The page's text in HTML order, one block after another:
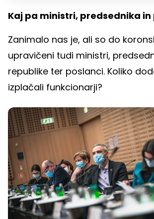
Kaj pa ministri, predsednika in
Zanimalo nas je, ali so do
upravičeni tudi ministri,
republike ter poslanci. Koliko
izplačali funkcionarji?